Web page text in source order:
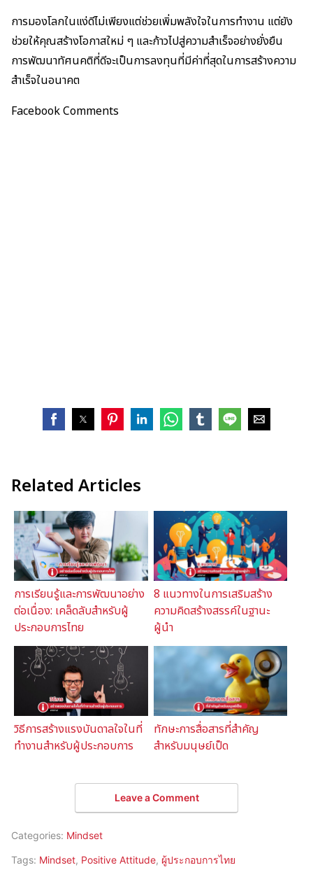
การมองโลกในแง่ดีไม่เพียงแต่ช่วยเพิ่มพลังใจในการทำงาน แต่ยัง
ช่วยให้คุณสร้างโอกาสใหม่ ๆ และก้าวไปสู่ความสำเร็จอย่างยั่งยืน
การพัฒนาทัศนคติที่ดีจะเป็นการลงทุนที่มีค่าที่สุดในการสร้างความ
สำเร็จในอนาคต
Facebook Comments
Related Articles
การเรียนรู้และการพัฒนาอย่าง
ต่อเนื่อง: เคล็ดลับสำหรับผู้
ประกอบการไทย
8 แนวทางในการเสริมสร้าง
ความคิดสร้างสรรค์ในฐานะ
ผู้นำ
วิธีการสร้างแรงบันดาลใจในที่
ทำงานสำหรับผู้ประกอบการ
ทักษะการสื่อสารที่สำคัญ
สำหรับมนุษย์เป็ด
Leave a Comment
Categories: Mindset
Tags: Mindset, Positive Attitude, ผู้ประกอบการไทย